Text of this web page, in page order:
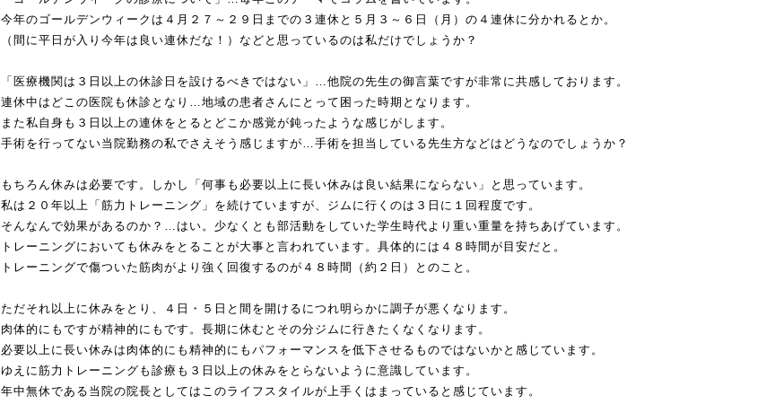
今年のゴールデンウィークは４月２７～２９日までの３連休と５月３～６日（月）の４連休に分かれるとか。
（間に平日が入り今年は良い連休だな！）などと思っているのは私だけでしょうか？
「医療機関は３日以上の休診日を設けるべきではない」…他院の先生の御言葉ですが非常に共感しております。
連休中はどこの医院も休診となり…地域の患者さんにとって困った時期となります。
また私自身も３日以上の連休をとるとどこか感覚が鈍ったような感じがします。
手術を行ってない当院勤務の私でさえそう感じますが…手術を担当している先生方などはどうなのでしょうか？
もちろん休みは必要です。しかし「何事も必要以上に長い休みは良い結果にならない」と思っています。
私は２０年以上「筋力トレーニング」を続けていますが、ジムに行くのは３日に１回程度です。
そんなんで効果があるのか？…はい。少なくとも部活動をしていた学生時代より重い重量を持ちあげています。
トレーニングにおいても休みをとることが大事と言われています。具体的には４８時間が目安だと。
トレーニングで傷ついた筋肉がより強く回復するのが４８時間（約２日）とのこと。
ただそれ以上に休みをとり、４日・５日と間を開けるにつれ明らかに調子が悪くなります。
肉体的にもですが精神的にもです。長期に休むとその分ジムに行きたくなくなります。
必要以上に長い休みは肉体的にも精神的にもパフォーマンスを低下させるものではないかと感じています。
ゆえに筋力トレーニングも診療も３日以上の休みをとらないように意識しています。
年中無休である当院の院長としてはこのライフスタイルが上手くはまっていると感じています。